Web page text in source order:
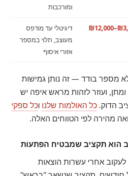
ומורכבות
דיגיטלי עד מודפס
מעוצב, תלוי במספר
אזורי איסוף
מספר בודד — זה נותן גמישות
ועוזר לזהות מראש איפה יש
הדוק. כל האולמות שלנו וכל ספקי
מהירה לפי הטווחים האלה.
הוא תקציב שמבטיח הפתעות
לעקוב אחרי עשרות הוצאות